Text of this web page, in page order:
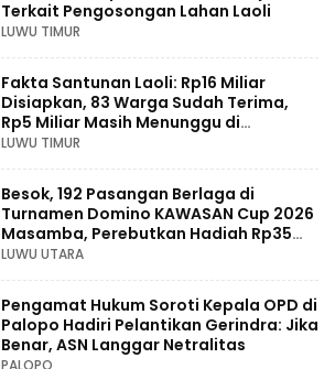
Terkait Pengosongan Lahan Laoli
LUWU TIMUR
Fakta Santunan Laoli: Rp16 Miliar
Disiapkan, 83 Warga Sudah Terima,
Rp5 Miliar Masih Menunggu di
Pengadilan
LUWU TIMUR
Besok, 192 Pasangan Berlaga di
Turnamen Domino KAWASAN Cup 2026
Masamba, Perebutkan Hadiah Rp35
Juta
LUWU UTARA
Pengamat Hukum Soroti Kepala OPD di
Palopo Hadiri Pelantikan Gerindra: Jika
Benar, ASN Langgar Netralitas